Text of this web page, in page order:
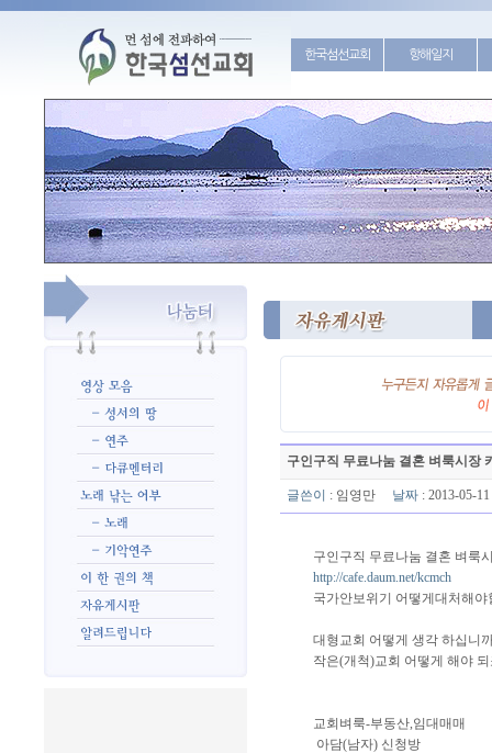
한국섬선교회 항해일지
구인구직 무료나눔 결혼 벼룩시장
글쓴이 : 임영만 날짜 : 2013-05-
구인구직 무료나눔 결혼 벼룩
http://cafe.daum.net/kcmch
국가안보위기 어떻게대처해야
대형교회 어떻게 생각 하십니
작은(개척)교회 어떻게 해야
교회벼룩-부동산,임대매매
아담(남자) 신청방